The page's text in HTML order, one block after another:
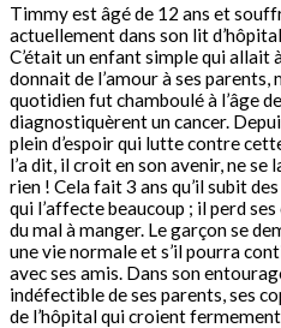
Timmy est âgé de 12 ans et
actuellement dans son lit
C’était un enfant simple qui allait
donnait de l’amour à ses parents,
quotidien fut chamboulé à l’âge
diagnostiquèrent un cancer.
plein d’espoir qui lutte contre
l’a dit, il croit en son avenir, ne
rien ! Cela fait 3 ans qu’il subit
qui l’affecte beaucoup ; il perd
du mal à manger. Le garçon se
une vie normale et s’il pourra
avec ses amis. Dans son
indéfectible de ses parents, ses
de l’hôpital qui croient